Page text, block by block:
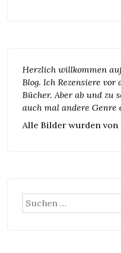
Herzlich willkommen
Blog. Ich Rezensiere vor
Bücher. Aber ab und zu
auch mal andere Genre
Alle Bilder wurden
Suchen
nach: